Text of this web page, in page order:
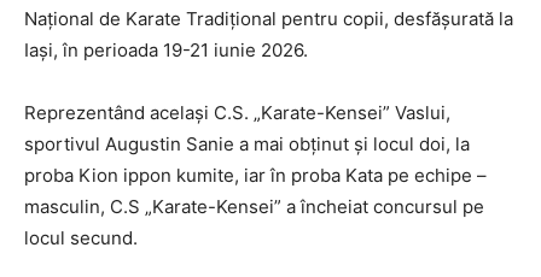
Național de Karate Tradițional pentru copii, desfășurată la
Iași, în perioada 19-21 iunie 2026.
Reprezentând același C.S. „Karate-Kensei” Vaslui,
sportivul Augustin Sanie a mai obținut și locul doi, la
proba Kion ippon kumite, iar în proba Kata pe echipe –
masculin, C.S „Karate-Kensei” a încheiat concursul pe
locul secund.